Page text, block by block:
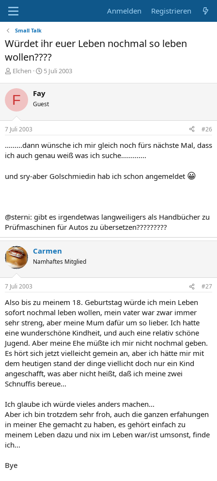
Anmelden Registrieren
Small Talk
Würdet ihr euer Leben nochmal so leben
wollen????
E
s
t
e
l
l
e
Elchen
E
t
e
l
m
5 Juli 2003
F Fay
Guest
7 Juli 2003 #26
.........dann wünsche ich mir gleich noch fürs nächste Mal, dass
ich auch genau weiß was ich suche.............
und sry-aber Golschmiedin hab ich schon angemeldet 😀
@sterni: gibt es irgendetwas langweiligers als Handbücher zu
Prüfmaschinen für Autos zu übersetzen?????????
Carmen
Namhaftes Mitglied
7 Juli 2003 #27
Also bis zu meinem 18. Geburtstag würde ich mein Leben
sofort nochmal leben wollen, mein vater war zwar immer
sehr streng, aber meine Mum dafür um so lieber. Ich hatte
eine wunderschöne Kindheit, und auch eine relativ schöne
Jugend. Aber meine Ehe müßte ich mir nicht nochmal geben.
Es hört sich jetzt vielleicht gemein an, aber ich hätte mir mit
dem heutigen stand der dinge viellicht doch nur ein Kind
angeschafft, was aber nicht heißt, daß ich meine zwei
Schnuffis bereue...
Ich glaube ich würde vieles anders machen...
Aber ich bin trotzdem sehr froh, auch die ganzen erfahungen
in meiner Ehe gemacht zu haben, es gehört einfach zu
meinem Leben dazu und nix im Leben war/ist umsonst, finde
ich...
Bye